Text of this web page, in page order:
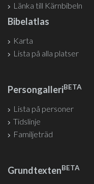
Länka till Kärnbibeln
Bibelatlas
Karta
Lista på alla platser
PersongalleriBETA
Lista på personer
Tidslinje
Familjeträd
GrundtextenBETA